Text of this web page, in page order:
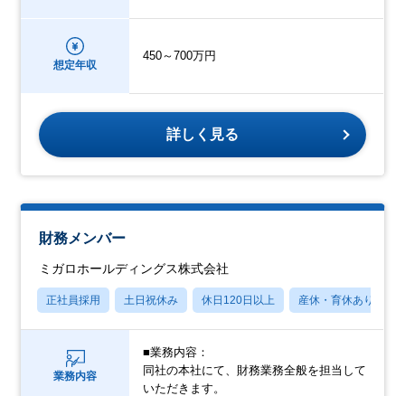
想定年収
450～700万円
詳しく見る
財務メンバー
ミガロホールディングス株式会社
正社員採用 土日祝休み 休日120日以上 産休・育休あり
業務内容
■業務内容：
同社の本社にて、財務業務全般を担当して
いただきます。